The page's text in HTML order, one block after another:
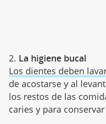
2. La higiene bucal
Los dientes deben
de acostarse y al
los restos de las
caries y para